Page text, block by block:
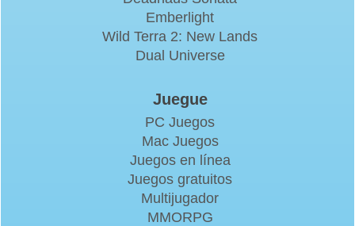
Emberlight
Wild Terra 2: New Lands
Dual Universe
Juegue
PC Juegos
Mac Juegos
Juegos en línea
Juegos gratuitos
Multijugador
MMORPG